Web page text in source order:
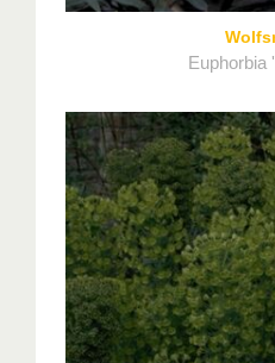
Euphorbia